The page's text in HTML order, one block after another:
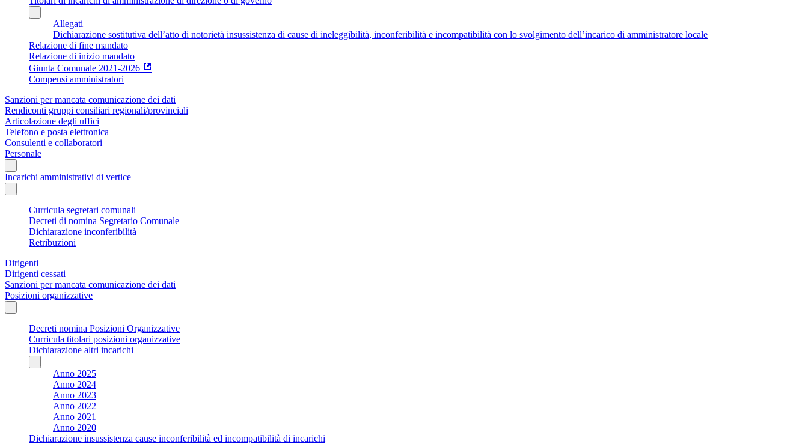
Allegati
Dichiarazione sostitutiva dell’atto di notorietà insussistenza di cause di ineleggibilità, inconferibilità e incompatibilità con lo svolgimento dell’incarico di amministratore locale
Relazione di fine mandato
Relazione di inizio mandato
Giunta Comunale 2021-2026
Compensi amministratori
Sanzioni per mancata comunicazione dei dati
Rendiconti gruppi consiliari regionali/provinciali
Articolazione degli uffici
Telefono e posta elettronica
Consulenti e collaboratori
Personale
Incarichi amministrativi di vertice
Curricula segretari comunali
Decreti di nomina Segretario Comunale
Dichiarazione inconferibilità
Retribuzioni
Dirigenti
Dirigenti cessati
Sanzioni per mancata comunicazione dei dati
Posizioni organizzative
Decreti nomina Posizioni Organizzative
Curricula titolari posizioni organizzative
Dichiarazione altri incarichi
Anno 2025
Anno 2024
Anno 2023
Anno 2022
Anno 2021
Anno 2020
Dichiarazione insussistenza cause inconferibilità ed incompatibilità di incarichi